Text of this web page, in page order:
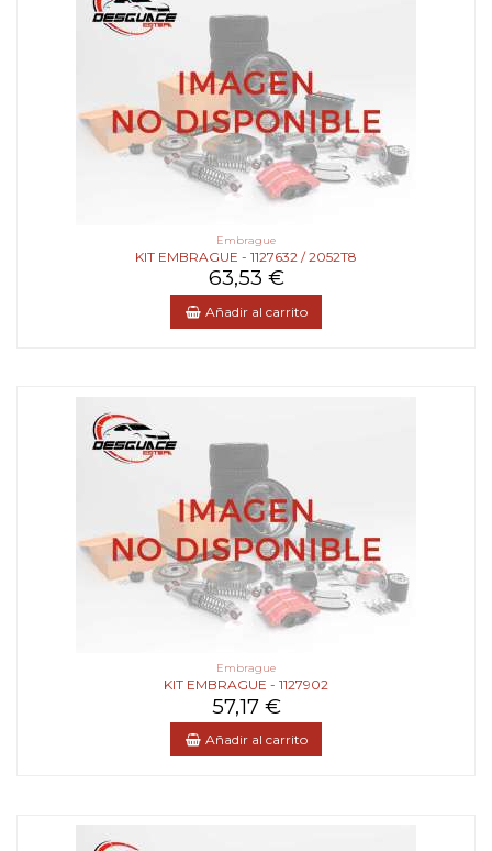
Embrague
KIT EMBRAGUE - 1127632 / 2052T8
63,53 €
Añadir al carrito
Embrague
KIT EMBRAGUE - 1127902
57,17 €
Añadir al carrito